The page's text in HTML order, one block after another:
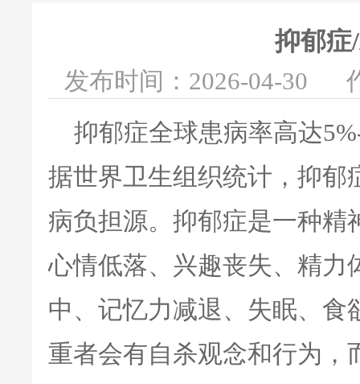
抑郁症
发布时间：2026-04-30
抑郁症全球患病率高达
据世界卫生组织统计，抑郁
病负担源。抑郁症是一种精
心情低落、兴趣丧失、精力
中、记忆力减退、失眠、食
重者会有自杀观念和行为，